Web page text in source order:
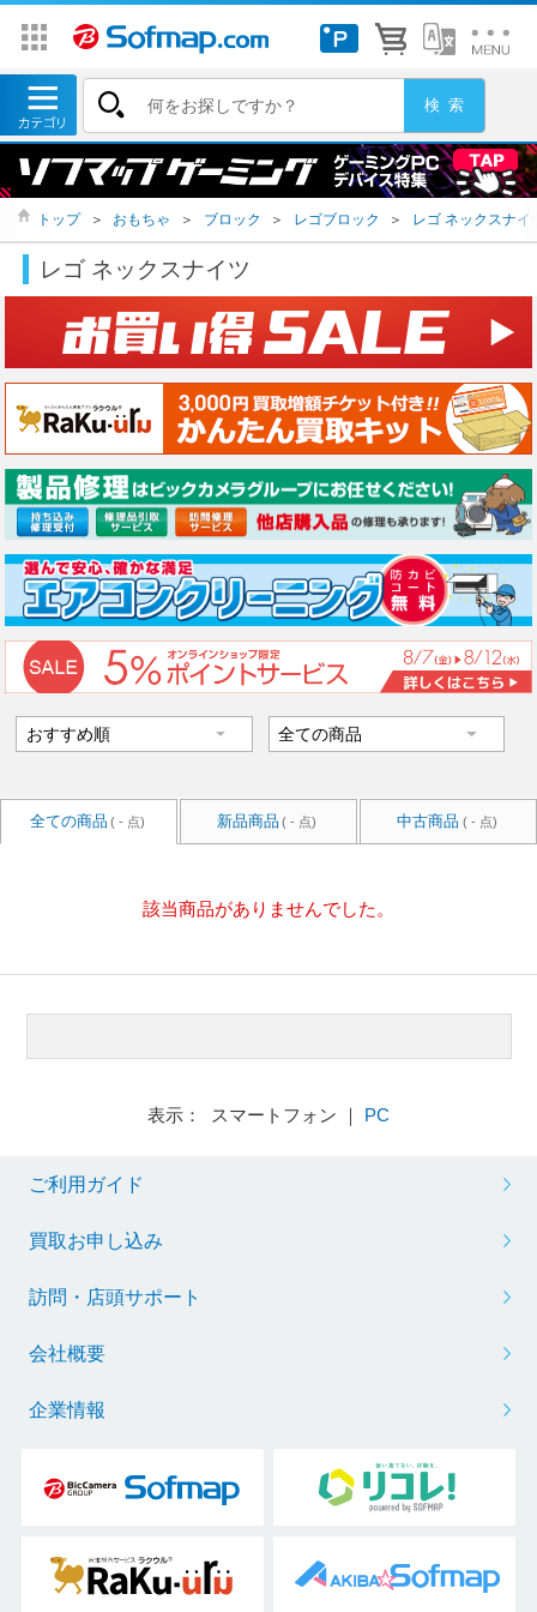
トップ ＞ おもちゃ ＞ ブロック ＞ レゴブロック ＞ レゴ ネックスナイ
レゴ ネックスナイツ
全ての商品 ( - 点) 新品商品 ( - 点) 中古商品 ( - 点)
該当商品がありませんでした。
表示： スマートフォン ｜ PC
ご利用ガイド
買取お申し込み
訪問・店頭サポート
会社概要
企業情報